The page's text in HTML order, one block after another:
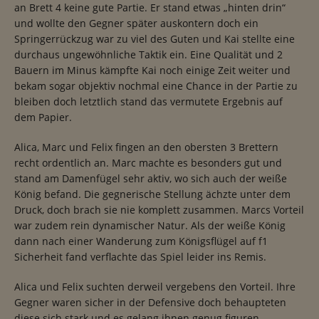
an Brett 4 keine gute Partie. Er stand etwas „hinten drin“
und wollte den Gegner später auskontern doch ein
Springerrückzug war zu viel des Guten und Kai stellte eine
durchaus ungewöhnliche Taktik ein. Eine Qualität und 2
Bauern im Minus kämpfte Kai noch einige Zeit weiter und
bekam sogar objektiv nochmal eine Chance in der Partie zu
bleiben doch letztlich stand das vermutete Ergebnis auf
dem Papier.
Alica, Marc und Felix fingen an den obersten 3 Brettern
recht ordentlich an. Marc machte es besonders gut und
stand am Damenfügel sehr aktiv, wo sich auch der weiße
König befand. Die gegnerische Stellung ächzte unter dem
Druck, doch brach sie nie komplett zusammen. Marcs Vorteil
war zudem rein dynamischer Natur. Als der weiße König
dann nach einer Wanderung zum Königsflügel auf f1
Sicherheit fand verflachte das Spiel leider ins Remis.
Alica und Felix suchten derweil vergebens den Vorteil. Ihre
Gegner waren sicher in der Defensive doch behaupteten